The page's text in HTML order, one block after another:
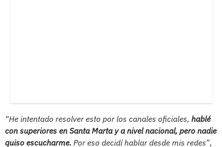
“He intentado resolver esto por los canales oficiales, hablé
con superiores en Santa Marta y a nivel nacional, pero nadie
quiso escucharme. Por eso decidí hablar desde mis redes”,